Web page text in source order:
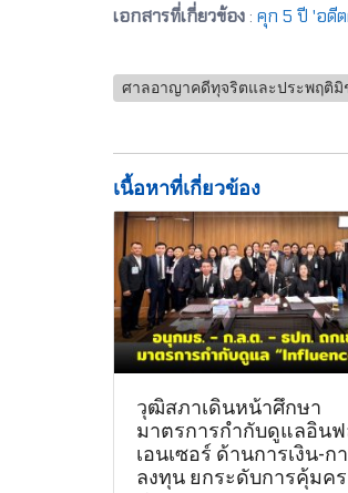
เอกสารที่เกี่ยวข้อง : คุก 5 ปี 'อดี
ศาลอาญาคดีทุจริตและประพฤติมิ
เนื้อหาที่เกี่ยวข้อง
วุฒิสภาเดินหน้าศึกษา
มาตรการกำกับดูแลอิน
เอนเซอร์ ด้านการเงิน-ก
ลงทุน ยกระดับการคุ้มค